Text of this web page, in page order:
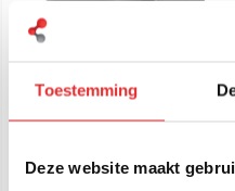
Toestemming
Deze website maakt
Mobiparts Car Charger 2-
port 30W PD Fast